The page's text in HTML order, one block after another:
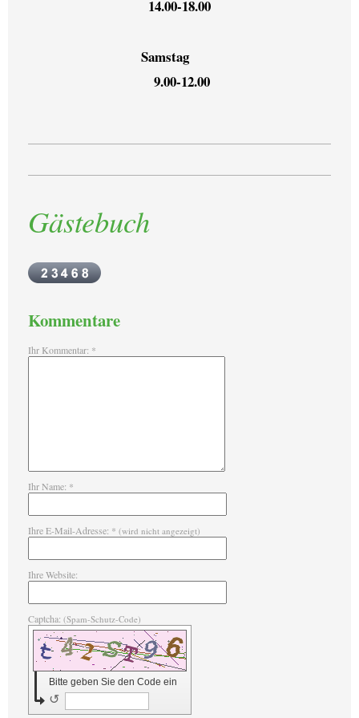
14.00-18.00
Samstag
9.00-12.00
Gästebuch
Kommentare
Ihr Kommentar: *
Ihr Name: *
Ihre E-Mail-Adresse: * (wird nicht angezeigt)
Ihre Website:
Captcha: (Spam-Schutz-Code)
Bitte geben Sie den Code ein
↺